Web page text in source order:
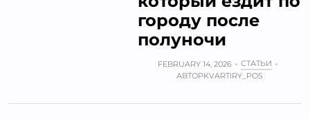
городу после
полуночи
FEBRUARY 14, 2026
СТАТЬИ
АВТОРKVARTIRY_POS